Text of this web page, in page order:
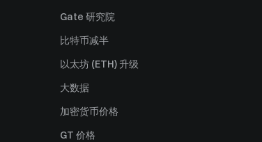
Gate 研究院
比特币减半
以太坊 (ETH) 升级
大数据
加密货币价格
GT 价格